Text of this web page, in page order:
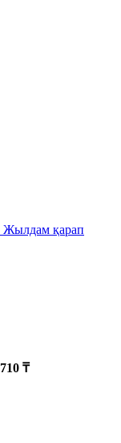
Жылдам қарап
710 ₸